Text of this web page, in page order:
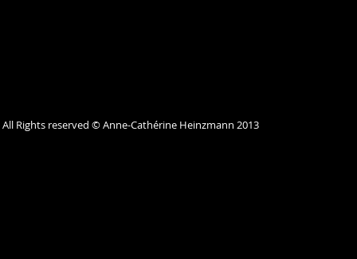
All Rights reserved © Anne-Cathérine Heinzmann 2013